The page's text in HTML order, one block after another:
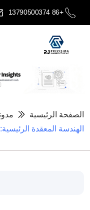
+86 13790500374
الصفحة الرئيسية
الهندسة المعقدة الرئيسية: 3 محور مقابل 5 محور CNC